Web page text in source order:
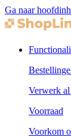
Ga naar
Verwerk
Voorraad
Voorkom